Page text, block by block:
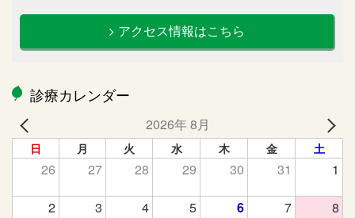
アクセス情報はこちら
診療カレンダー
2026年 8月
日 月 火 水 木 金 土
26 27 28 29 30 31 1
2 3 4 5 6 7 8